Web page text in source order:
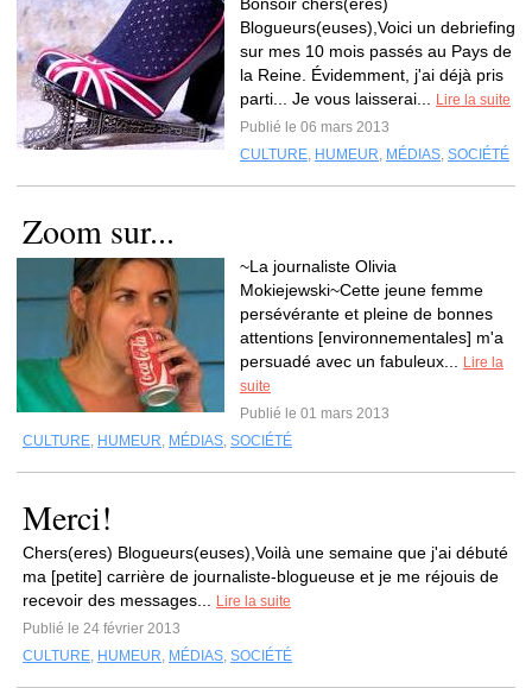
Blogueurs(euses),Voici un debriefing
sur mes 10 mois passés au Pays de
la Reine. Évidemment, j'ai déjà pris
parti... Je vous laisserai...
Lire la suite
Publié le 06 mars 2013
CULTURE, HUMEUR, MÉDIAS, SOCIÉTÉ
Zoom sur...
~La journaliste Olivia
Mokiejewski~Cette jeune femme
persévérante et pleine de bonnes
attentions [environnementales] m'a
persuadé avec un fabuleux...
Lire la
suite
Publié le 01 mars 2013
CULTURE, HUMEUR, MÉDIAS, SOCIÉTÉ
Merci!
Chers(eres) Blogueurs(euses),Voilà une semaine que j'ai débuté
ma [petite] carrière de journaliste-blogueuse et je me réjouis de
recevoir des messages...
Lire la suite
Publié le 24 février 2013
CULTURE, HUMEUR, MÉDIAS, SOCIÉTÉ